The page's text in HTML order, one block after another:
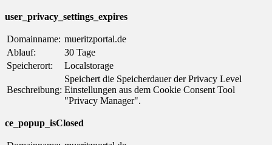
user_privacy_settings_expires
Domainname: mueritzportal.de
Ablauf:
30 Tage
Speicherort:
Localstorage
Beschreibung:
Speichert die Speicherdauer der Privacy Level
Einstellungen aus dem Cookie Consent Tool
"Privacy Manager".
ce_popup_isClosed